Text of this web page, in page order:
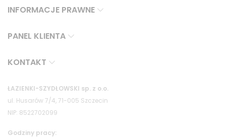
INFORMACJE PRAWNE
PANEL KLIENTA
KONTAKT
ŁAZIENKI-SZYDŁOWSKI sp. z o.o.
ul. Husarów 7/4, 71-005 Szczecin
NIP: 8522702099
Godziny pracy: